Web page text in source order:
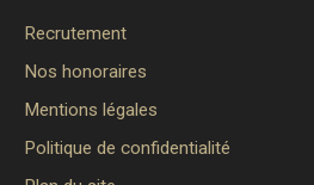
Recrutement
Nos honoraires
Mentions légales
Politique de confidentialité